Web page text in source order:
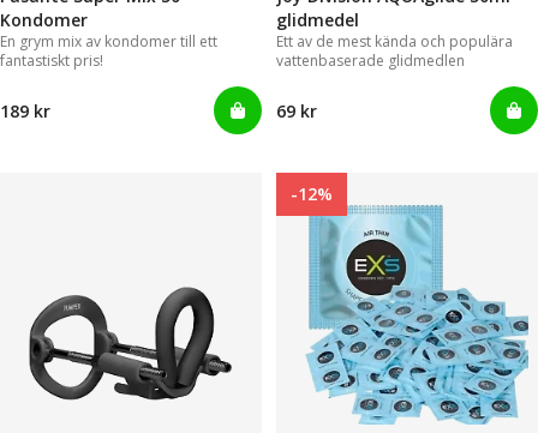
Kondomer
En grym mix av kondomer till ett
fantastiskt pris!
189 kr
glidmedel
Ett av de mest kända och populära
vattenbaserade glidmedlen
69 kr
-12%